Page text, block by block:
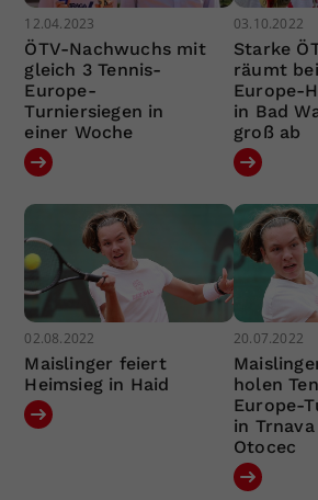
12.04.2023
ÖTV-Nachwuchs mit
gleich 3 Tennis-
Europe-
Turniersiegen in
einer Woche
03.10.2022
Starke
räumt
Europe-
in Bad
groß ab
02.08.2022
Maislinger feiert
Heimsieg in Haid
20.07.2022
holen
Europe-
in
Otocec